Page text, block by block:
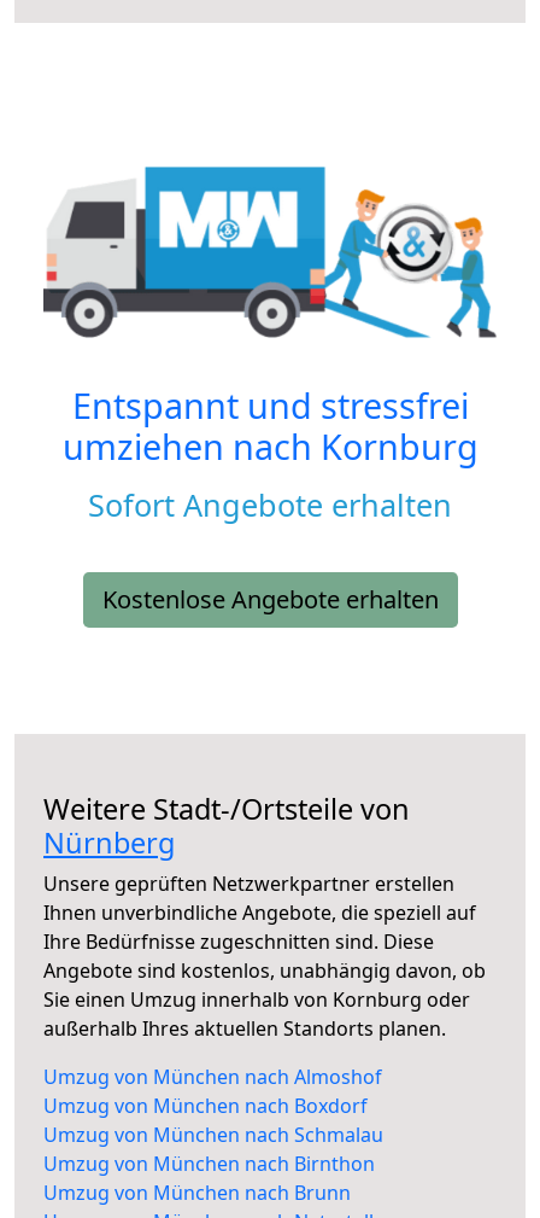
Entspannt und stressfrei
umziehen nach Kornburg
Sofort Angebote erhalten
Kostenlose Angebote erhalten
Weitere Stadt-/Ortsteile von
Nürnberg
Unsere geprüften Netzwerkpartner erstellen
Ihnen unverbindliche Angebote, die speziell auf
Ihre Bedürfnisse zugeschnitten sind. Diese
Angebote sind kostenlos, unabhängig davon, ob
Sie einen Umzug innerhalb von Kornburg oder
außerhalb Ihres aktuellen Standorts planen.
Umzug von München nach Almoshof
Umzug von München nach Boxdorf
Umzug von München nach Schmalau
Umzug von München nach Birnthon
Umzug von München nach Brunn